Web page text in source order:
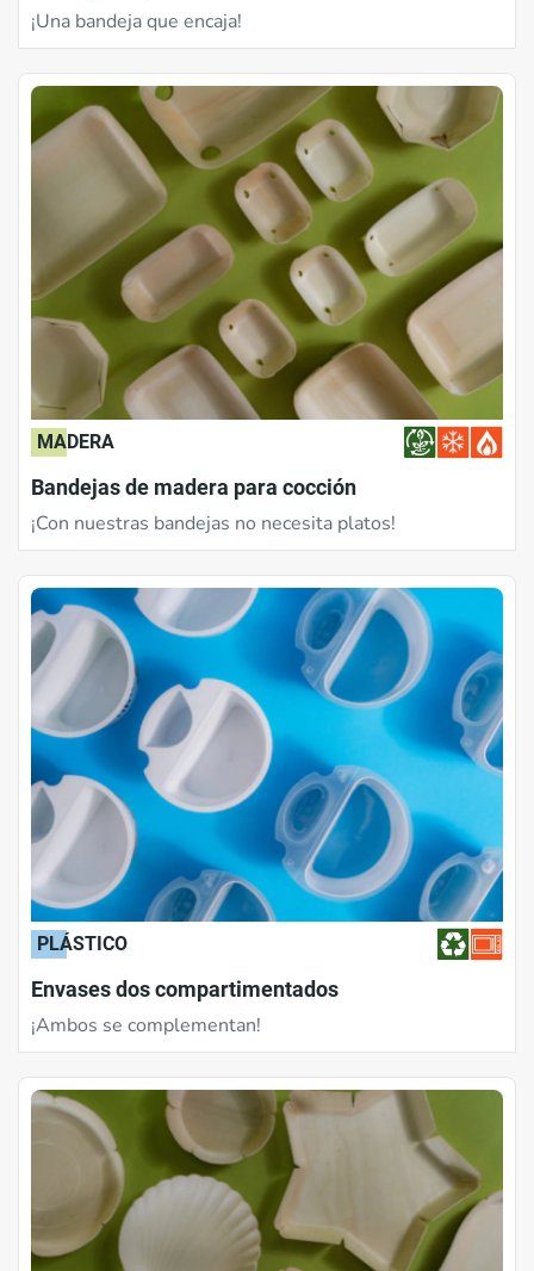
¡Una bandeja que encaja!
MADERA
Bandejas de madera para cocción
¡Con nuestras bandejas no necesita platos!
PLÁSTICO
Envases dos compartimentados
¡Ambos se complementan!